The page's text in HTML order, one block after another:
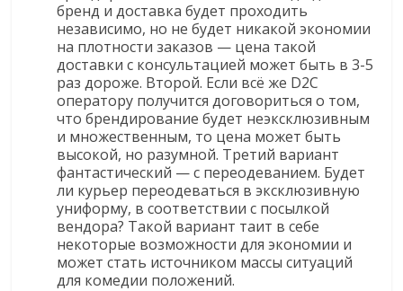
бренд и доставка будет проходить
независимо, но не будет никакой экономии
на плотности заказов — цена такой
доставки с консультацией может быть в 3-5
раз дороже. Второй. Если всё же D2C
оператору получится договориться о том,
что брендирование будет неэксклюзивным
и множественным, то цена может быть
высокой, но разумной. Третий вариант
фантастический — с переодеванием. Будет
ли курьер переодеваться в эксклюзивную
униформу, в соответствии с посылкой
вендора? Такой вариант таит в себе
некоторые возможности для экономии и
может стать источником массы ситуаций
для комедии положений.